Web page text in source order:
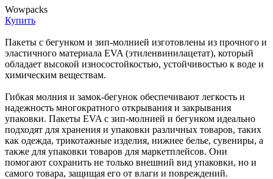
Wowpacks
Купить
Пакеты с бегунком и зип-молнией изготовлены из прочного и
эластичного материала EVA (этиленвинилацетат), который
обладает высокой износостойкостью, устойчивостью к воде и
химическим веществам.
Гибкая молния и замок-бегунок обеспечивают легкость и
надежность многократного открывания и закрывания
упаковки. Пакеты EVA с зип-молнией и бегунком идеально
подходят для хранения и упаковки различных товаров, таких
как одежда, трикотажные изделия, нижнее белье, сувениры, а
также для упаковки товаров для маркетплейсов. Они
помогают сохранить не только внешний вид упаковки, но и
самого товара, защищая его от влаги и повреждений.